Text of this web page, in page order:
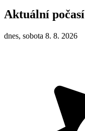
Aktuální počasí
dnes, sobota 8. 8. 2026